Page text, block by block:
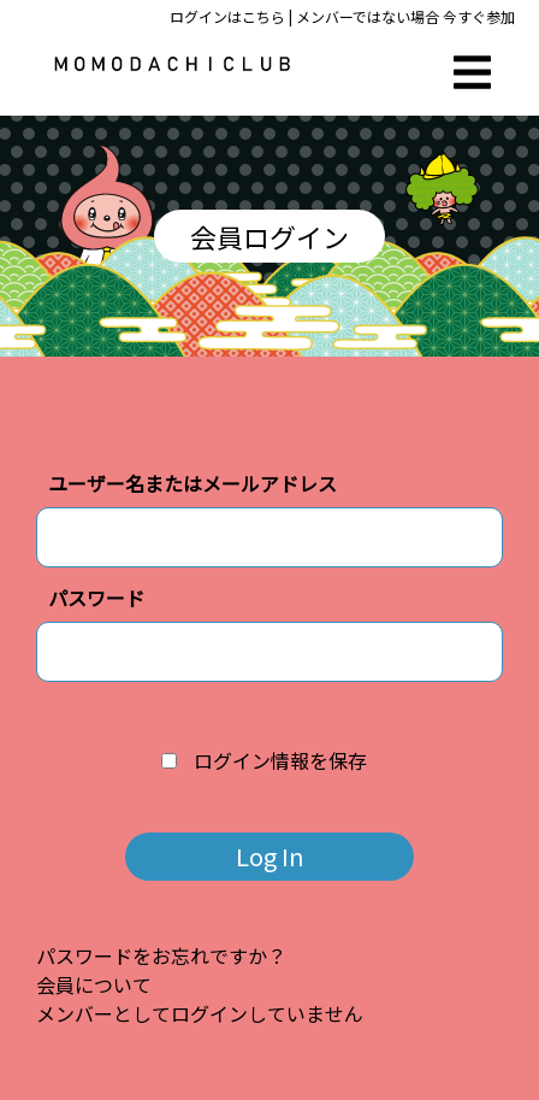
ログインはこちら | メンバーではない場合今すぐ参加
会員ログイン
ユーザー名またはメールアドレス
パスワード
ログイン情報を保存
パスワードをお忘れですか？
会員について
メンバーとしてログインしていません